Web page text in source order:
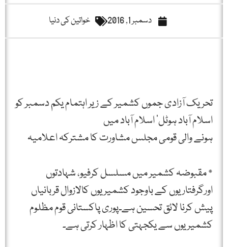
دسمبر 1, 2016 خواتین کی دنیا
تحریک آزادی جموں کشمیر کے زیر اہتمام یکم دسمبر کو
اسلام آباد ہوٹل‘ اسلام آباد میں
ہونے والی قومی مجلس مشاورت کا مشترکہ اعلامیہ
* مقبوضہ کشمیر میں مسلسل کرفیو، شہادتوں
اورگرفتاریوں کے باوجود کشمیریوں کالازوال قربانیاں
پیش کرنا لائق تحسین ہے۔پوری پاکستانی قوم مظلوم
کشمیریوں سے یکجہتی کا اظہار کرتی ہے۔